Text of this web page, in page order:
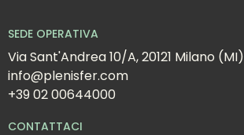
SEDE OPERATIVA
Via Sant'Andrea 10/A, 20121 Milano (MI)
info@plenisfer.com
+39 02 00644000
CONTATTACI